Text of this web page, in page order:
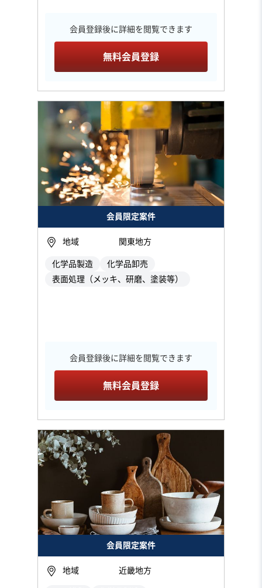
会員登録後に詳細を閲覧できます
無料会員登録
会員限定案件
地域 関東地方
化学品製造
化学品卸売
表面処理（メッキ、研磨、塗装等）
会員登録後に詳細を閲覧できます
無料会員登録
会員限定案件
地域 近畿地方